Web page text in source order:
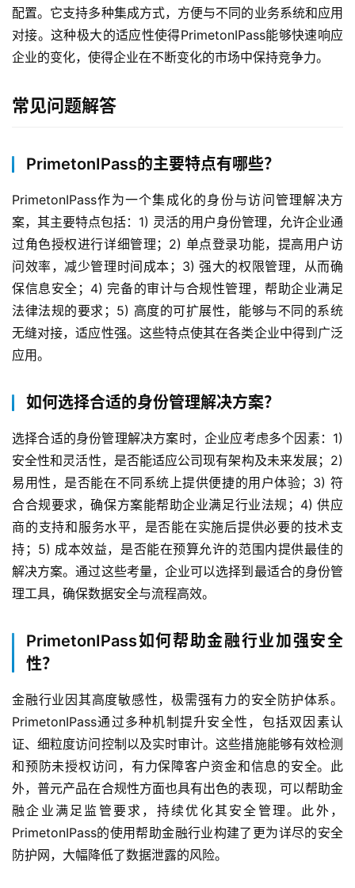
配置。它支持多种集成方式，方便与不同的业务系统和应用
对接。这种极大的适应性使得PrimetonIPass能够快速响应
企业的变化，使得企业在不断变化的市场中保持竞争力。
常见问题解答
PrimetonIPass的主要特点有哪些？
PrimetonIPass作为一个集成化的身份与访问管理解决方
案，其主要特点包括：1) 灵活的用户身份管理，允许企业通
过角色授权进行详细管理；2) 单点登录功能，提高用户访
问效率，减少管理时间成本；3) 强大的权限管理，从而确
保信息安全；4) 完备的审计与合规性管理，帮助企业满足
法律法规的要求；5) 高度的可扩展性，能够与不同的系统
无缝对接，适应性强。这些特点使其在各类企业中得到广泛
应用。
如何选择合适的身份管理解决方案？
选择合适的身份管理解决方案时，企业应考虑多个因素：1)
安全性和灵活性，是否能适应公司现有架构及未来发展；2)
易用性，是否能在不同系统上提供便捷的用户体验；3) 符
合合规要求，确保方案能帮助企业满足行业法规；4) 供应
商的支持和服务水平，是否能在实施后提供必要的技术支
持；5) 成本效益，是否能在预算允许的范围内提供最佳的
解决方案。通过这些考量，企业可以选择到最适合的身份管
理工具，确保数据安全与流程高效。
PrimetonIPass如何帮助金融行业加强安全
性？
金融行业因其高度敏感性，极需强有力的安全防护体系。
PrimetonIPass通过多种机制提升安全性，包括双因素认
证、细粒度访问控制以及实时审计。这些措施能够有效检测
和预防未授权访问，有力保障客户资金和信息的安全。此
外，普元产品在合规性方面也具有出色的表现，可以帮助金
融企业满足监管要求，持续优化其安全管理。此外，
PrimetonIPass的使用帮助金融行业构建了更为详尽的安全
防护网，大幅降低了数据泄露的风险。